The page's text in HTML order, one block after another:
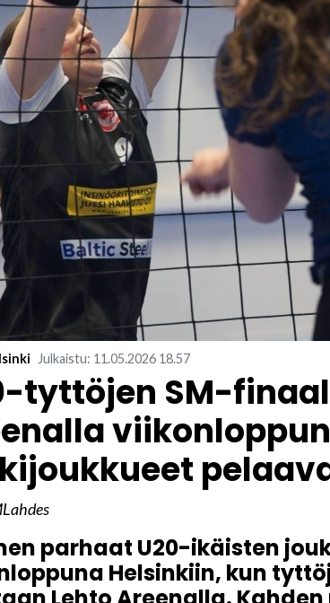
Julkaistu: 11.05.2026 18.57
tyttöjen SM-
parhaat U20-ikäisten
Helsinkiin, kun